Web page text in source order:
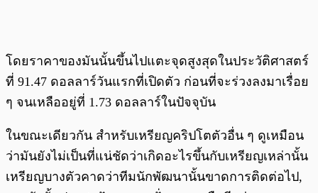
โดยราคาของมันนั้นขึ้นไปแตะจุดสูงสุดในประวัติศาสตร์
ที่ 91.47 ดอลลาร์วันแรกที่เปิดตัว ก่อนที่จะร่วงลงมาเรื่อย
ๆ จนเหลืออยู่ที่ 1.73 ดอลลาร์ในปัจจุบัน
ในขณะเดียวกัน สำหรับเหรียญคริปโตตัวอื่น ๆ ดูเหมือน
ว่ามันยังไม่เป็นที่แน่ชัดว่าเกิดอะไรขึ้นกับเหรียญเหล่านั้น
เหรียญบางตัวคาดว่าทีมนักพัฒนานั้นขาดการติดต่อไป,